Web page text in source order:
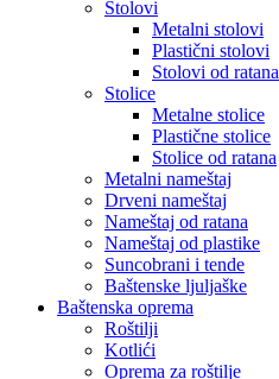
Stolovi
Metalni stolovi
Plastični stolovi
Stolovi od ratana
Stolice
Metalne stolice
Plastične stolice
Stolice od ratana
Metalni nameštaj
Drveni nameštaj
Nameštaj od ratana
Nameštaj od plastike
Suncobrani i tende
Baštenske ljuljaške
Baštenska oprema
Roštilji
Kotlići
Oprema za roštilje